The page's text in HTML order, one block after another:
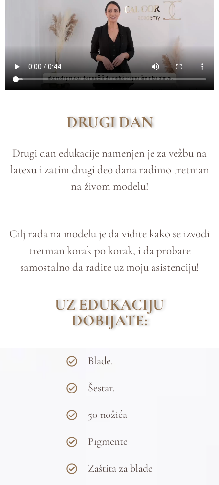
DRUGI DAN
Drugi dan edukacije namenjen je za vežbu na
latexu i zatim drugi deo dana radimo tretman
na živom modelu!
Cilj rada na modelu je da vidite kako se izvodi
tretman korak po korak, i da probate
samostalno da radite uz moju asistenciju!
UZ EDUKACIJU
DOBIJATE:
Blade.
Šestar.
50 nožića
Pigmente
Zaštita za blade